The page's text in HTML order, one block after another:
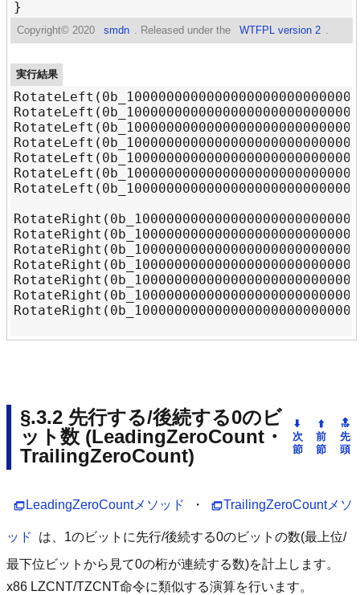
Copyright© 2020 smdn . Released under the WTFPL version 2
実行結果
先行する/後続する0のビ
ット数 (LeadingZeroCount・
TrailingZeroCount)
LeadingZeroCountメソッド ・ TrailingZeroCountメソ
ッド
は、1のビットに先行/後続する0のビットの数(最上位/
最下位ビットから見て0の桁が連続する数)を計上します。
x86 LZCNT/TZCNT命令に類似する演算を行います。